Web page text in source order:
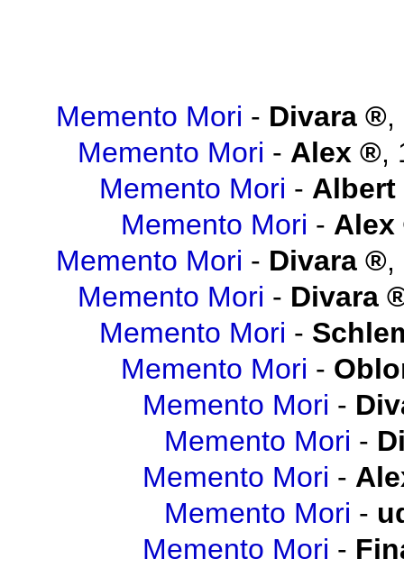
Memento Mori - Divara ,
Memento Mori - Alex ,
Memento Mori - Albert
Memento Mori - Alex
Memento Mori - Divara ,
Memento Mori - Divara
Memento Mori -
Memento Mori -
Memento Mori -
Memento Mori -
Memento Mori -
Memento Mori -
Memento Mori -